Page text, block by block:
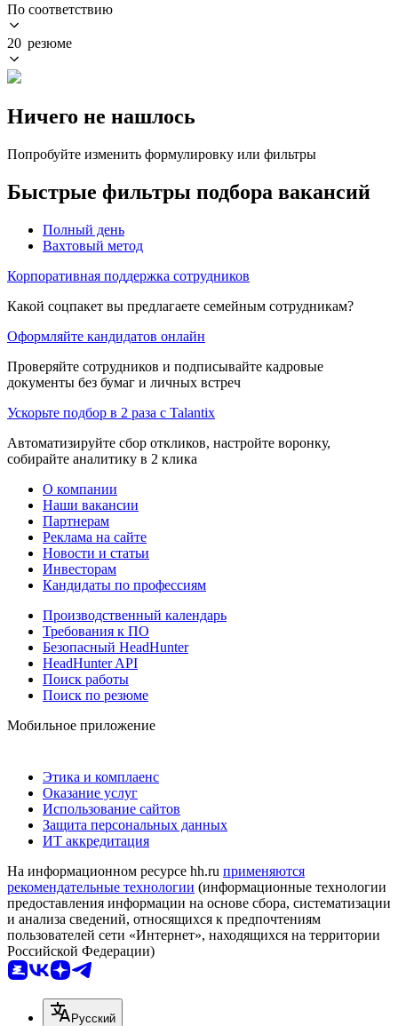
По соответствию
20 резюме
Ничего не нашлось
Попробуйте изменить формулировку или фильтры
Быстрые фильтры подбора вакансий
Полный день
Вахтовый метод
Корпоративная поддержка сотрудников
Какой соцпакет вы предлагаете семейным сотрудникам?
Оформляйте кандидатов онлайн
Проверяйте сотрудников и подписывайте кадровые
документы без бумаг и личных встреч
Ускорьте подбор в 2 раза с Talantix
Автоматизируйте сбор откликов, настройте воронку,
собирайте аналитику в 2 клика
О компании
Наши вакансии
Партнерам
Реклама на сайте
Новости и статьи
Инвесторам
Кандидаты по профессиям
Производственный календарь
Требования к ПО
Безопасный HeadHunter
HeadHunter API
Поиск работы
Поиск по резюме
Мобильное приложение
Этика и комплаенс
Оказание услуг
Использование сайтов
Защита персональных данных
ИТ аккредитация
На информационном ресурсе hh.ru применяются
рекомендательные технологии (информационные технологии
предоставления информации на основе сбора, систематизации
и анализа сведений, относящихся к предпочтениям
пользователей сети «Интернет», находящихся на территории
Российской Федерации)
Русский